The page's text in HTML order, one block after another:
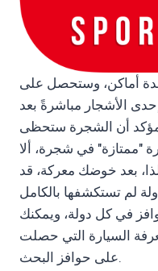
أماكن، وستحصل على
الأشجار مباشرةً بعد
أن الشجرة ستحظى
"ممتازة" في شجرة، ألا
بعد خوضك معركة، قد
لم تستكشفها بالكامل
في كل دولة، ويمكنك
السيارة التي حصلت
على حوافز البحث.